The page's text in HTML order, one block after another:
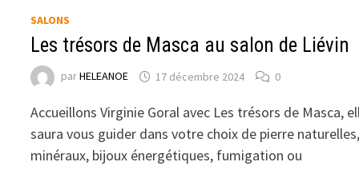
SALONS
Les trésors de Masca au salon de Liévin
parHELEANOE 17 décembre 2024 0
Accueillons Virginie Goral avec Les trésors de Masca,
saura vous guider dans votre choix de pierre
minéraux, bijoux énergétiques, fumigation ou